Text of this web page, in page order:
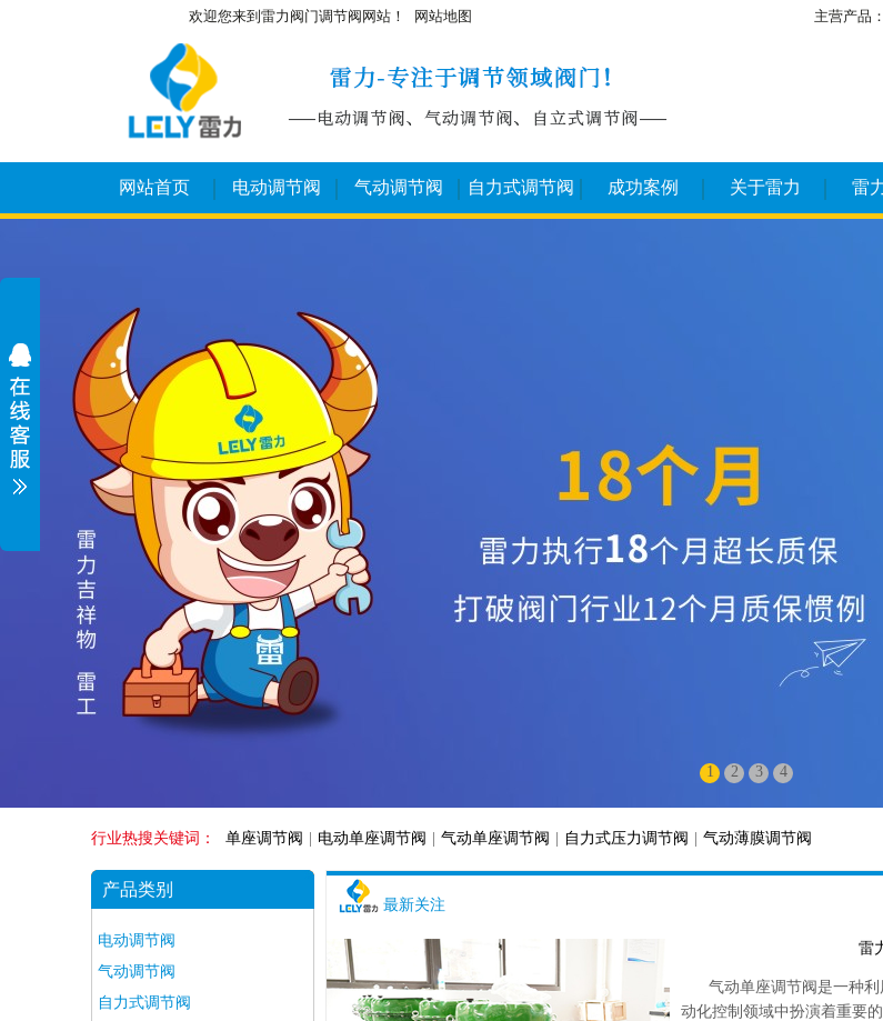
欢迎您来到雷力阀门调节阀网站！ 网站地图 主营产品：
网站首页 电动调节阀 气动调节阀 自力式调节阀 成功案例 关于雷力 雷
1 2 3 4
行业热搜关键词： 单座调节阀 电动单座调节阀 气动单座调节阀 自力式压力调节阀 气动薄膜调节阀
产品类别
电动调节阀
气动调节阀
自力式调节阀
最新关注
雷
气动单座调节阀是一种
动化控制领域中扮演着重要